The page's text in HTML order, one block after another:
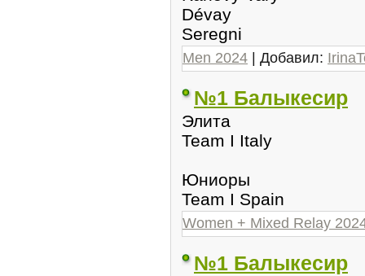
Dévay
Seregni
Men 2024 | Добавил:
№1 Балыкесир
Элита
Team I Italy
Юниоры
Team I Spain
Women + Mixed Relay
№1 Балыкесир